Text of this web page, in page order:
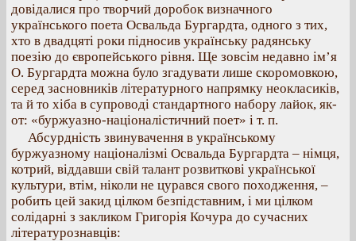
довідалися про творчий доробок визначного
українського поета Освальда Бургардта, одного з тих,
хто в двадцяті роки підносив українську радянську
поезію до європейського рівня. Ще зовсім недавно ім’я
О. Бургардта можна було згадувати лише скоромовкою,
серед засновників літературного напрямку неокласиків,
та й то хіба в супроводі стандартного набору лайок, як-
от: «буржуазно-націоналістичний поет» і т. п.
Абсурдність звинувачення в українському
буржуазному націоналізмі Освальда Бургардта – німця,
котрий, віддавши свій талант розвиткові української
культури, втім, ніколи не цурався свого походження, –
робить цей закид цілком безпідставним, і ми цілком
солідарні з закликом Григорія Кочура до сучасних
літературознавців: